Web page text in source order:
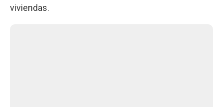
viviendas.